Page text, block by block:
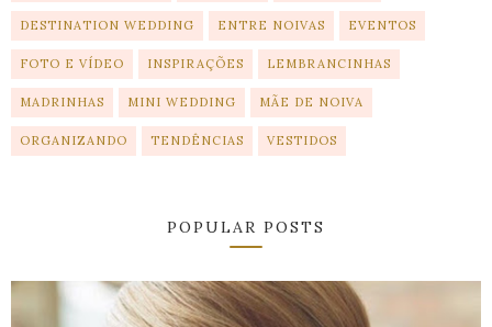
DESTINATION WEDDING ENTRE NOIVAS EVENTOS
FOTO E VÍDEO INSPIRAÇÕES LEMBRANCINHAS
MADRINHAS MINI WEDDING MÃE DE NOIVA
ORGANIZANDO TENDÊNCIAS VESTIDOS
POPULAR POSTS